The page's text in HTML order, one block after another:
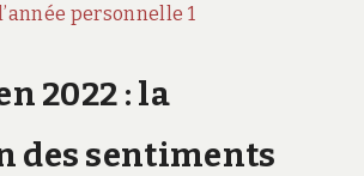
personnelle 1
2022 : la
des sentiments